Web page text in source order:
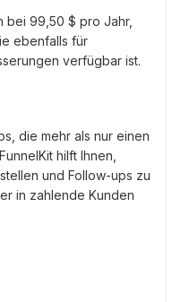
bei 99,50 $ pro Jahr,
ebenfalls für
verfügbar ist.
die mehr als nur einen
hilft Ihnen,
und Follow-ups zu
in zahlende Kunden